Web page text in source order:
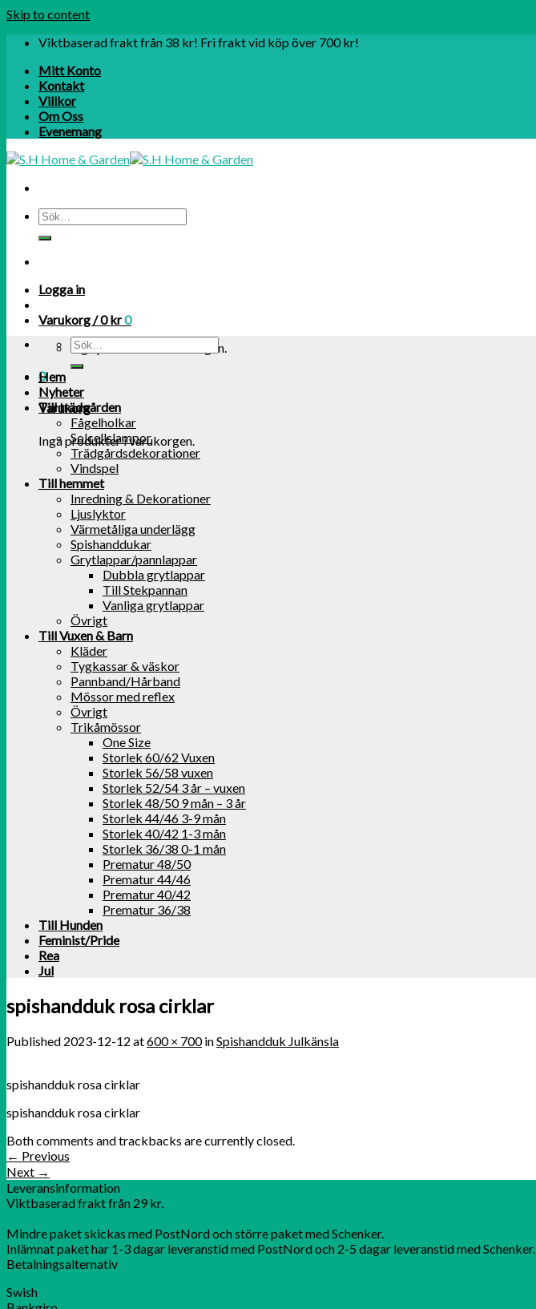
Skip to content
Viktbaserad frakt från 38 kr! Fri frakt vid köp över 700 kr!
Mitt Konto
Kontakt
Villkor
Om Oss
Evenemang
Logga in
Varukorg /0kr0
Inga produkter i varukorgen.
0
Varukorg
Inga produkter i varukorgen.
Hem
Nyheter
Till trädgården
Fågelholkar
Solcellslampor
Trädgårdsdekorationer
Vindspel
Till hemmet
Inredning & Dekorationer
Ljuslyktor
Värmetåliga underlägg
Spishanddukar
Grytlappar/pannlappar
Dubbla grytlappar
Till Stekpannan
Vanliga grytlappar
Övrigt
Till Vuxen & Barn
Kläder
Tygkassar & väskor
Pannband/Hårband
Mössor med reflex
Övrigt
Trikåmössor
One Size
Storlek 60/62 Vuxen
Storlek 56/58 vuxen
Storlek 52/54 3 år – vuxen
Storlek 48/50 9 mån – 3 år
Storlek 44/46 3-9 mån
Storlek 40/42 1-3 mån
Storlek 36/38 0-1 mån
Prematur 48/50
Prematur 44/46
Prematur 40/42
Prematur 36/38
Till Hunden
Feminist/Pride
Rea
Jul
spishandduk rosa cirklar
Published 2023-12-12 at600 × 700inSpishandduk Julkänsla
spishandduk rosa cirklar
spishandduk rosa cirklar
Both comments and trackbacks are currently closed.
← Previous
Next →
Leveransinformation
Viktbaserad frakt från 29 kr.
Mindre paket skickas med PostNord och större paket med Schenker.
Inlämnat paket har 1-3 dagar leveranstid med PostNord och 2-5 dagar leveranstid med Schenker.
Betalningsalternativ
Swish